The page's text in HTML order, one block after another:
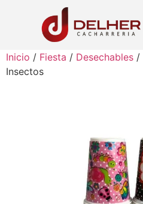
Inicio / Fiesta / Desechables /
Insectos